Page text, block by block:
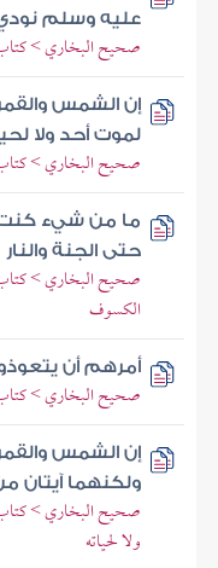
عليه وسلم
صحيح البخاري >
إن الشمس
لموت أحد ولا
صحيح البخاري >
ما من شيء كنت
حتى الجنة والنار
صحيح البخاري >
الكسوف
أمرهم أن
صحيح البخاري >
إن الشمس
ولكنهما آيتان
صحيح البخاري >
ولا لحياته